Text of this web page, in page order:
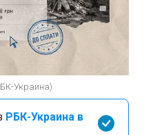
Украина)
РБК-Украина в